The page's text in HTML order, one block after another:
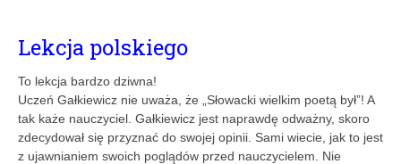
Lekcja polskiego
To lekcja bardzo dziwna!
Uczeń Gałkiewicz nie uważa, że „Słowacki wielkim poetą był”! A
tak każe nauczyciel. Gałkiewicz jest naprawdę odważny, skoro
zdecydował się przyznać do swojej opinii. Sami wiecie, jak to jest
z ujawnianiem swoich poglądów przed nauczycielem. Nie